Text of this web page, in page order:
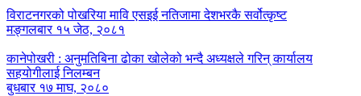
विराटनगरको पोखरिया मावि एसइई नतिजामा देशभरकै सर्वोत्कृष्ट
मङ्गलबार १५ जेठ, २०८१
कानेपोखरी : अनुमतिबिना ढोका खोलेको भन्दै अध्यक्षले गरिन् कार्यालय
सहयोगीलाई निलम्बन
बुधबार १७ माघ, २०८०